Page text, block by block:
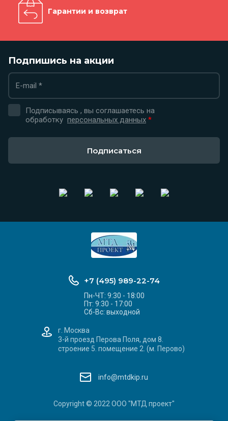
Гарантии и возврат
Подпишись на акции
Подписываясь , вы соглашаетесь на
обработку персональных данных *
Подписаться
Copyright © 2022 ООО "МТД проект"
+7 (495) 989-22-74
Пн-ЧТ: 9:30 - 18:00
Пт: 9:30 - 17:00
Сб-Вс: выходной
г. Москва
3-й проезд Перова Поля, дом 8.
строение 5. помещение 2. (м. Перово)
info@mtdkip.ru